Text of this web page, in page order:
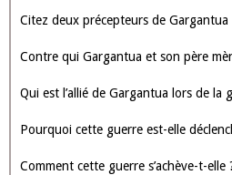
GARGANTUA DE RABELAIS
Quel est le nom des parents de
Quelle est la particularité physique de
Résumez en quelques lignes la